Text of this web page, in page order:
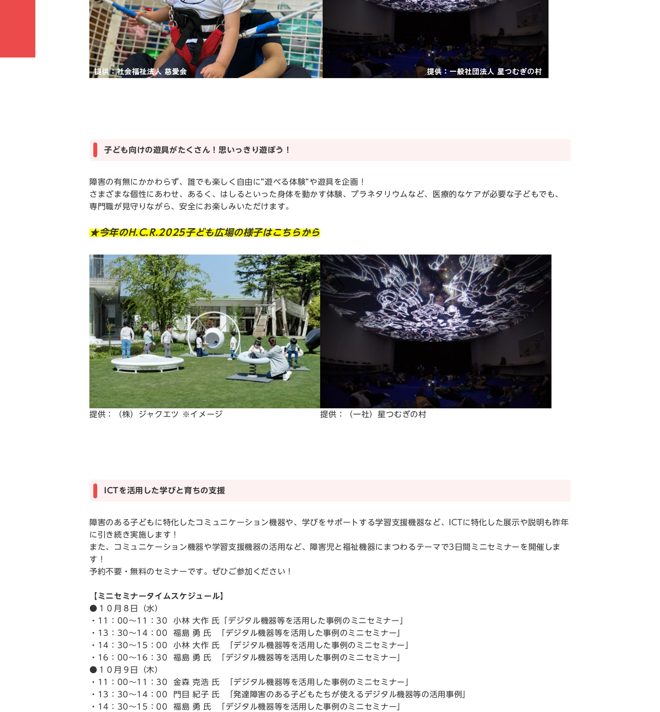
子ども向けの遊具がたくさん！思いっきり遊ぼう！
障害の有無にかかわらず、誰でも楽しく自由に“遊べる体験”や遊具を企画！
さまざまな個性にあわせ、あるく、はしるといった身体を動かす体験、プラネタリウムなど、医療的なケアが必要な子どもでも、
専門職が見守りながら、安全にお楽しみいただけます。
★今年のH.C.R.2025子ども広場の様子はこちらから
提供：（株）ジャクエツ ※イメージ 提供：（一社）星つむぎの村
ICTを活用した学びと育ちの支援
障害のある子どもに特化したコミュニケーション機器や、学びをサポートする学習支援機器など、ICTに特化した展示や説明も昨年
に引き続き実施します！
また、コミュニケーション機器や学習支援機器の活用など、障害児と福祉機器にまつわるテーマで3日間ミニセミナーを開催しま
す！
予約不要・無料のセミナーです。ぜひご参加ください！
【ミニセミナータイムスケジュール】
●１０月８日（水）
・11：00～11：30 小林 大作 氏「デジタル機器等を活用した事例のミニセミナー」
・13：30～14：00 福島 勇 氏 「デジタル機器等を活用した事例のミニセミナー」
・14：30～15：00 小林 大作 氏 「デジタル機器等を活用した事例のミニセミナー」
・16：00～16：30 福島 勇 氏 「デジタル機器等を活用した事例のミニセミナー」
●１０月９日（木）
・11：00～11：30 金森 克浩 氏 「デジタル機器等を活用した事例のミニセミナー」
・13：30～14：00 門目 紀子 氏 「発達障害のある子どもたちが使えるデジタル機器等の活用事例」
・14：30～15：00 福島 勇 氏 「デジタル機器等を活用した事例のミニセミナー」